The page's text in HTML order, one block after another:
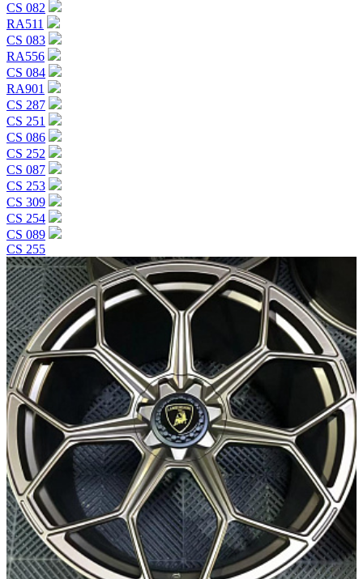
CS 082
RA511
CS 083
RA556
CS 084
RA901
CS 287
CS 251
CS 086
CS 252
CS 087
CS 253
CS 309
CS 254
CS 089
CS 255